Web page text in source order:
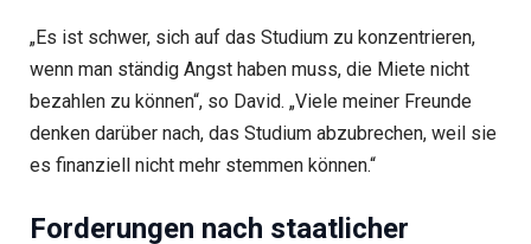
„Es ist schwer, sich auf das Studium zu konzentrieren,
wenn man ständig Angst haben muss, die Miete nicht
bezahlen zu können“, so David. „Viele meiner Freunde
denken darüber nach, das Studium abzubrechen, weil sie
es finanziell nicht mehr stemmen können.“
Forderungen nach staatlicher